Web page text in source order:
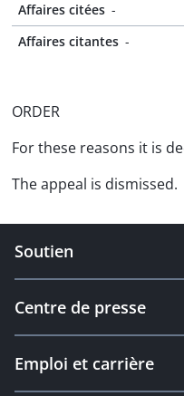
Affaires citées -
Affaires citantes -
ORDER
For these reasons it is
The appeal is dismissed.
Soutien
Centre de presse
Emploi et carrière